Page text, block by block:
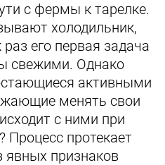
с фермы к тарелке.
холодильник,
его первая задача
свежими. Однако
активными
менять свои
с ними при
Процесс протекает
явных признаков